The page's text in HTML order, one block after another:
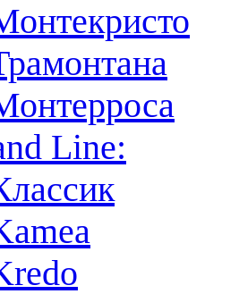
Line: